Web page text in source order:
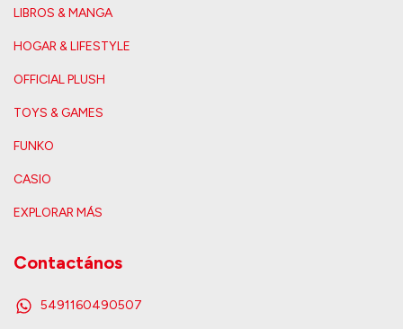
LIBROS & MANGA
HOGAR & LIFESTYLE
OFFICIAL PLUSH
TOYS & GAMES
FUNKO
CASIO
EXPLORAR MÁS
Contactános
5491160490507